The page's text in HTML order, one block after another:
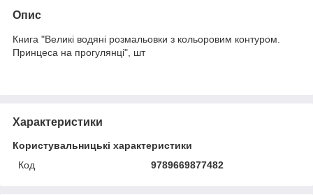
Опис
Книга "Великі водяні розмальовки з кольоровим контуром.
Принцеса на прогулянці", шт
Характеристики
Користувальницькі характеристики
Код
9789669877482